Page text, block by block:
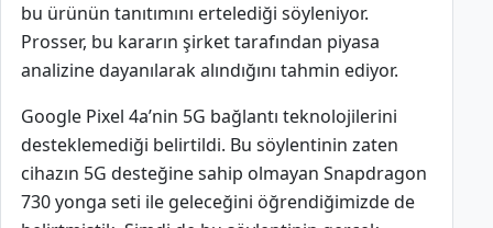
bu ürünün tanıtımını ertelediği söyleniyor.
Prosser, bu kararın şirket tarafından piyasa
analizine dayanılarak alındığını tahmin ediyor.
Google Pixel 4a’nin 5G bağlantı teknolojilerini
desteklemediği belirtildi. Bu söylentinin zaten
cihazın 5G desteğine sahip olmayan Snapdragon
730 yonga seti ile geleceğini öğrendiğimizde de